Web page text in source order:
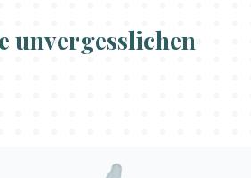
unvergesslichen